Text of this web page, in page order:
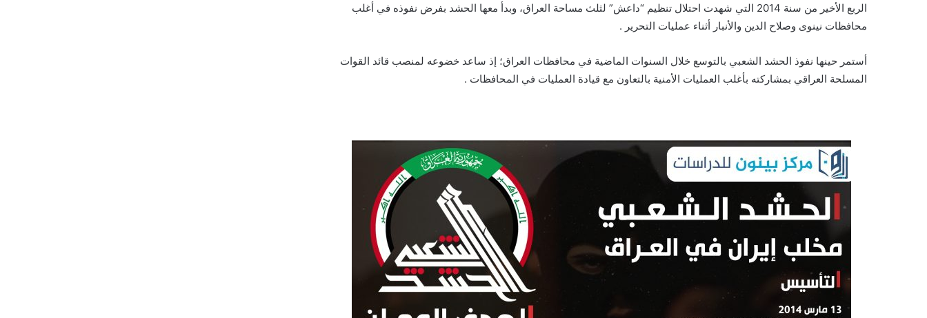
الربع الأخير من سنة 2014 التي شهدت احتلال تنظيم “داعش” لثلث مساحة العراق، وبدأ معها الحشد بفرض نفوذه في أغلب
محافظات نينوى وصلاح الدين والأنبار أثناء عمليات التحرير .
أستمر حينها نفوذ الحشد الشعبي بالتوسع خلال السنوات الماضية في محافظات العراق؛ إذ ساعد خضوعه لمنصب قائد القوات
المسلحة العراقي بمشاركته بأغلب العمليات الأمنية بالتعاون مع قيادة العمليات في المحافظات .